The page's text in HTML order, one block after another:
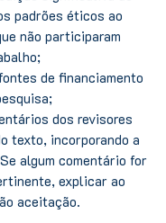
padrões éticos ao
não participaram
de financiamento
dos revisores
texto, incorporando a
algum comentário for
explicar ao
aceitação.